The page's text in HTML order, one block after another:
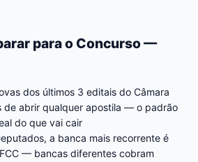
para o Concurso —
dos últimos 3 editais do Câmara
de abrir qualquer apostila — o padrão
do que vai cair
a banca mais recorrente é
— bancas diferentes cobram